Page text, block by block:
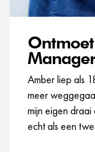
Manager
Amber liep als
meer
mijn eigen
echt als een